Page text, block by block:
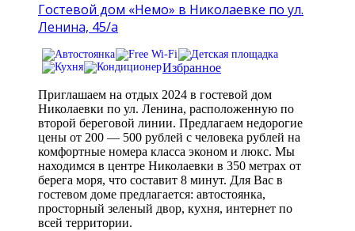
Гостевой дом «Немо» в Николаевке по ул.
Ленина, 45/а
Избранное
Приглашаем на отдых 2024 в гостевой дом
Николаевки по ул. Ленина, расположенную по
второй береговой линии. Предлагаем недорогие
цены от 200 — 500 рублей с человека рублей на
комфортные номера класса эконом и люкс. Мы
находимся в центре Николаевки в 350 метрах от
берега моря, что составит 8 минут. Для Вас в
гостевом доме предлагается: автостоянка,
просторный зеленый двор, кухня, интернет по
всей территории.